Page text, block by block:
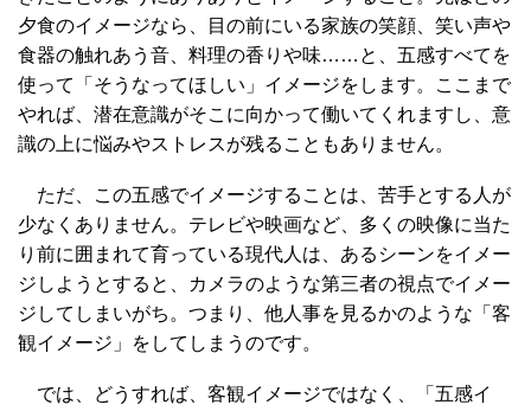
夕食のイメージなら、目の前にいる家族の笑顔、笑い声や
食器の触れあう音、料理の香りや味……と、五感すべてを
使って「そうなってほしい」イメージをします。ここまで
やれば、潜在意識がそこに向かって働いてくれますし、意
識の上に悩みやストレスが残ることもありません。
ただ、この五感でイメージすることは、苦手とする人が
少なくありません。テレビや映画など、多くの映像に当た
り前に囲まれて育っている現代人は、あるシーンをイメー
ジしようとすると、カメラのような第三者の視点でイメー
ジしてしまいがち。つまり、他人事を見るかのような「客
観イメージ」をしてしまうのです。
では、どうすれば、客観イメージではなく、「五感イ